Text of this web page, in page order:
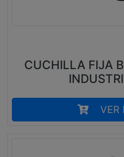
CUCHILLA FIJA
VER